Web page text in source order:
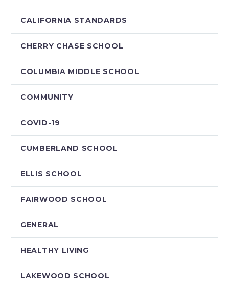
CALIFORNIA STANDARDS
CHERRY CHASE SCHOOL
COLUMBIA MIDDLE SCHOOL
COMMUNITY
COVID-19
CUMBERLAND SCHOOL
ELLIS SCHOOL
FAIRWOOD SCHOOL
GENERAL
HEALTHY LIVING
LAKEWOOD SCHOOL